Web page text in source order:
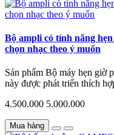
Bộ ampli có tính năng
chọn nhạc theo ý muốn
Sản phẩm Bộ máy hẹn giờ
này được phát triển thích
4.500.000 5.000.000
Mua hàng